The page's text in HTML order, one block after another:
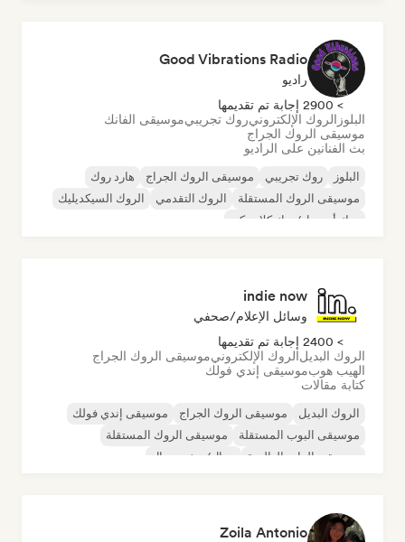
Good Vibrations Radio
راديو
> 2900 إجابة تم تقديمها
البلوز الروك الإلكترونيروك تجريبيموسيقى الفانك
موسيقى الروك الجراج
بث الفنانين على الراديو
البلوز روك تجريبي موسيقى الروك الجراج
هارد روك
موسيقى الروك المستقلة
الروك التقدمي
الروك السيكديليك
روك أند رول/روك كلاسيكي
indie now
وسائل الإعلام/صحفي
> 2400 إجابة تم تقديمها
الروك البديلالروك الإلكترونيموسيقى الروك الجراج
الهيب هوبموسيقى إندي فولك
كتابة مقالات
الروك البديل موسيقى الروك الجراج
موسيقى إندي فولك
موسيقى البوب المستقلة
موسيقى الروك المستقلة
موسيقى الراب العالمية
ميتال/هيفي ميتال
Zoila Antonio